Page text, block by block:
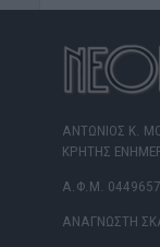
ΑΝΤΩΝΙΟΣ Κ.
ΚΡΗΤΗΣ
Α.Φ.Μ.
ΑΝΑΓΝΩΣΤΗ